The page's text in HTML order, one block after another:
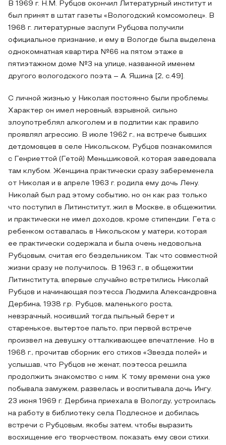
В 1969 г. Н.М. Рубцов окончил Литературный институт и
был принят в штат газеты «Вологодский комсомолец». В
1968 г. литературные заслуги Рубцова получили
официальное признание, и ему в Вологде была выделена
однокомнатная квартира №66 на пятом этаже в
пятиэтажном доме №3 на улице, названной именем
другого вологодского поэта – А. Яшина [2, c.49].
С личной жизнью у Николая постоянно были проблемы.
Характер он имел неровный, взрывной, сильно
злоупотреблял алкоголем и в подпитии как правило
проявлял агрессию. В июле 1962 г., на встрече бывших
детдомовцев в селе Никольском, Рубцов познакомился
с Генриеттой (Гетой) Меньшиковой, которая заведовала
там клубом. Женщина практически сразу забеременела
от Николая и в апреле 1963 г. родила ему дочь Лену.
Николай был рад этому событию, но он как раз только
что поступил в Литинститут, жил в Москве, в общежитии,
и практически не имел доходов, кроме стипендии. Гета с
ребенком оставалась в Никольском у матери, которая
ее практически содержала и была очень недовольна
Рубцовым, считая его бездельником. Так что совместной
жизни сразу не получилось. В 1963 г., в общежитии
Литинститута, впервые случайно встретились Николай
Рубцов и начинающая поэтесса Людмила Александровна
Дербина, 1938 г.р. Рубцов, маленького роста,
невзрачный, носивший тогда пыльный берет и
старенькое, вытертое пальто, при первой встрече
произвел на девушку отталкивающее впечатление. Но в
1968 г., прочитав сборник его стихов «Звезда полей» и
услышав, что Рубцов не женат, поэтесса решила
продолжить знакомство с ним. К тому времени она уже
побывала замужем, развелась и воспитывала дочь Ингу.
23 июня 1969 г. Дербина приехала в Вологду, устроилась
на работу в библиотеку села Подлесное и добилась
встречи с Рубцовым, якобы затем, чтобы выразить
восхищение его творчеством, показать ему свои стихи.